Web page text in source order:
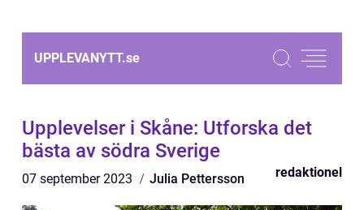
UPPLEVANYTT.se
Upplevelser i Skåne: Utforska det
bästa av södra Sverige
07 september 2023 Julia Pettersson redaktionel